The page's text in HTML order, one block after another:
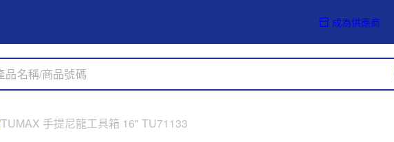
成為供應商
TUMAX 手提尼龍工具箱 16" TU71133